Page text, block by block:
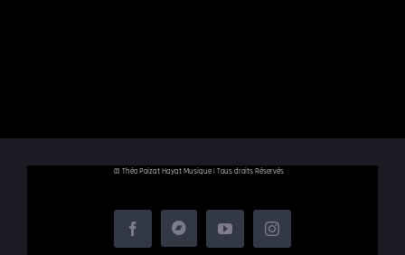
© Théo Poizat Hayat Musique | Tous droits Réservés
FacebookBandcampYouTubeInstagram